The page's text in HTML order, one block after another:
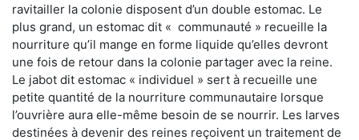
ravitailler la colonie disposent d’un double estomac. Le
plus grand, un estomac dit « communauté » recueille la
nourriture qu’il mange en forme liquide qu’elles devront
une fois de retour dans la colonie partager avec la reine.
Le jabot dit estomac « individuel » sert à recueille une
petite quantité de la nourriture communautaire lorsque
l’ouvrière aura elle-même besoin de se nourrir. Les larves
destinées à devenir des reines reçoivent un traitement de